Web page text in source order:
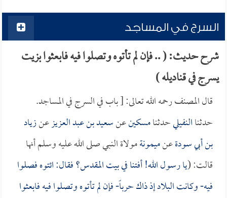
السرج في المساجد
شرح حديث: ( .. فإن لم تأتوه وتصلوا فيه فابعثوا بزيت
يسرج في قناديله )
قال المصنف رحمه الله تعالى: [ باب في السرج في المساجد.
حدثناالنفيليحدثنامسكينعنسعيد بن عبد العزيزعنزياد
بن أبي سودةعنميمونةمولاة النبي صلى الله عليه وسلم أنها
قالت: (يا رسول الله! أفتنا في بيت المقدس؟ فقال: ائتوه فصلوا
فيه- وكانت البلاد إذ ذاك حرباً- فإن لم تأتوه وتصلوا فيه فابعثوا